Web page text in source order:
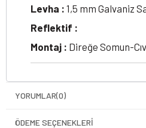
Levha : 1,5 mm Galvaniz
Reflektif :
Montaj : Direğe Somun-
YORUMLAR(0)
ÖDEME SEÇENEKLERI